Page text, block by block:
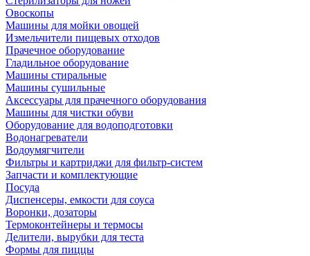
Овоскопы
Машины для мойки овощей
Измельчители пищевых отходов
Прачечное оборудование
Гладильное оборудование
Машины стиральные
Машины сушильные
Аксессуары для прачечного оборудования
Машины для чистки обуви
Оборудование для водоподготовки
Водонагреватели
Водоумягчители
Фильтры и картриджи для фильтр-систем
Запчасти и комплектующие
Посуда
Диспенсеры, емкости для соуса
Воронки, дозаторы
Термоконтейнеры и термосы
Делители, вырубки для теста
Формы для пиццы